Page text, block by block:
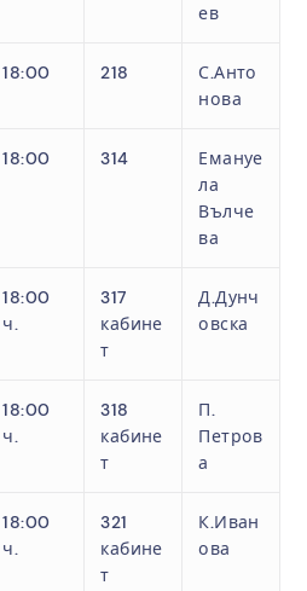
ев
18:00 218
С.Анто
нова
18:00 314
Емануе
ла
Вълче
ва
18:00
ч.
317
кабине
т
Д.Дунч
овска
18:00
ч.
318
кабине
т
П.
Петров
а
18:00
ч.
321
кабине
т
К.Иван
ова